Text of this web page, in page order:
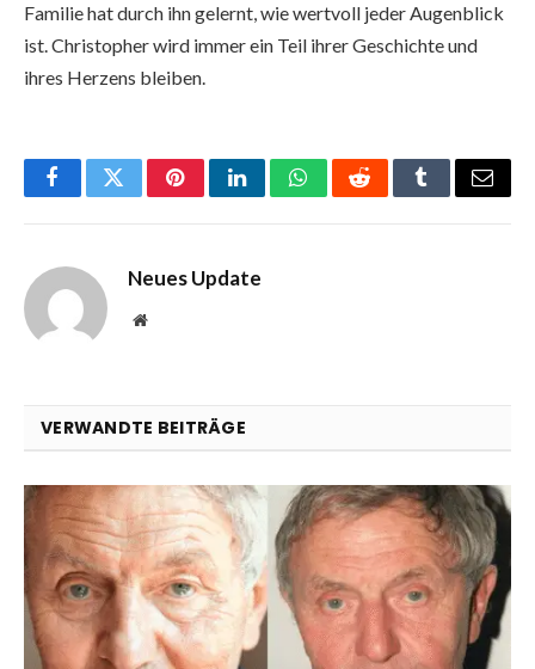
Familie hat durch ihn gelernt, wie wertvoll jeder Augenblick
ist. Christopher wird immer ein Teil ihrer Geschichte und
ihres Herzens bleiben.
FacebookTwitterPinterestLinkedInWhatsAppRedditTumblrEmail
Neues Update
Website
VERWANDTE BEITRÄGE